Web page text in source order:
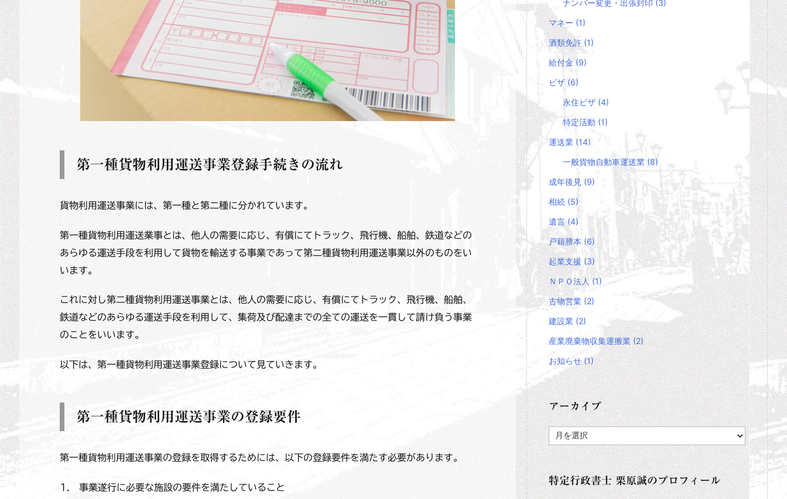
第一種貨物利用運送事業登録手続きの流れ
貨物利用運送事業には、第一種と第二種に分かれています。
第一種貨物利用運送業事とは、他人の需要に応じ、有償にてトラック、飛行機、船舶、鉄道などの
あらゆる運送手段を利用して貨物を輸送する事業であって第二種貨物利用運送事業以外のものをい
います。
これに対し第二種貨物利用運送事業とは、他人の需要に応じ、有償にてトラック、飛行機、船舶、
鉄道などのあらゆる運送手段を利用して、集荷及び配達までの全ての運送を一貫して請け負う事業
のことをいいます。
以下は、第一種貨物利用運送事業登録について見ていきます。
第一種貨物利用運送事業の登録要件
第一種貨物利用運送事業の登録を取得するためには、以下の登録要件を満たす必要があります。
1. 事業遂行に必要な施設の要件を満たしていること
ナンバー変更・出張封印 (3)
マネー (1)
酒類免許 (1)
給付金(9)
ビザ(6)
永住ビザ (4)
特定活動 (1)
運送業 (14)
一般貨物自動車運送業(8)
成年後見 (9)
相続 (5)
遺言(4)
戸籍謄本 (6)
起業支援 (3)
ＮＰＯ法人(1)
古物営業 (2)
建設業 (2)
産業廃棄物収集運搬業(2)
お知らせ(1)
アーカイブ
ー
カ
イ
ブ
特定行政書士 栗原誠のプロフィール